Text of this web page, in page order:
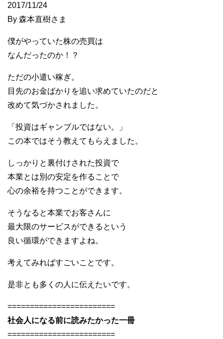
2017/11/24
By 森本直樹さま
僕がやっていた株の売買は
なんだったのか！？
ただの小遣い稼ぎ。
目先のお金ばかりを追い求めていたのだと
改めて気づかされました。
「投資はギャンブルではない。」
この本ではそう教えてもらえました。
しっかりと裏付けされた投資で
本業とは別の安定を作ることで
心の余裕を持つことができます。
そうなると本業でお客さんに
最大限のサービスができるという
良い循環ができますよね。
考えてみればすごいことです。
是非とも多くの人に伝えたいです。
========================
社会人になる前に読みたかった一冊
========================